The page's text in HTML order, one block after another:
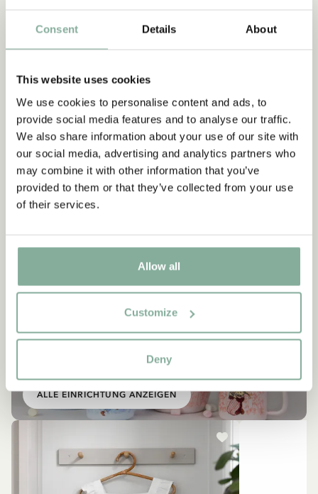
Consent Details About
This website uses cookies
We use cookies to personalise content and ads, to
provide social media features and to analyse our traffic.
We also share information about your use of our site with
our social media, advertising and analytics partners who
may combine it with other information that you’ve
provided to them or that they’ve collected from your use
of their services.
Allow all
Customize
Deny
Ähnliche Produkte
ALLE EINRICHTUNG ANZEIGEN